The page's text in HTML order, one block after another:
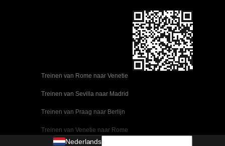
Treinen van Rome naar Venetie
Treinen van Sevilla naar Madrid
Treinen van Praag naar Berlijn
Treinen van Venetie naar Rome
Nederlands